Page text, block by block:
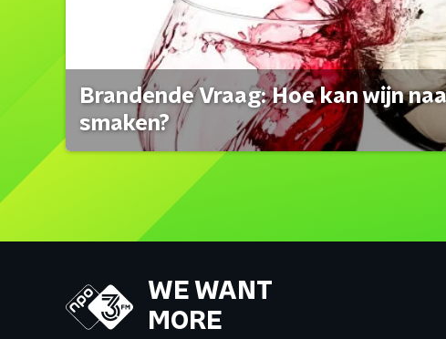
Brandende Vraag: Hoe kan wijn
smaken?
WE WANT
MORE